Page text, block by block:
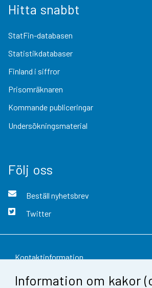
Information om kakor
Hitta snabbt
StatFin-databasen
Statistikdatabaser
Finland i siffror
Prisomräknaren
Kommande publiceringar
Undersökningsmaterial
Följ oss
Beställ nyhetsbrev
Twitter
Kontaktinformation
Respons